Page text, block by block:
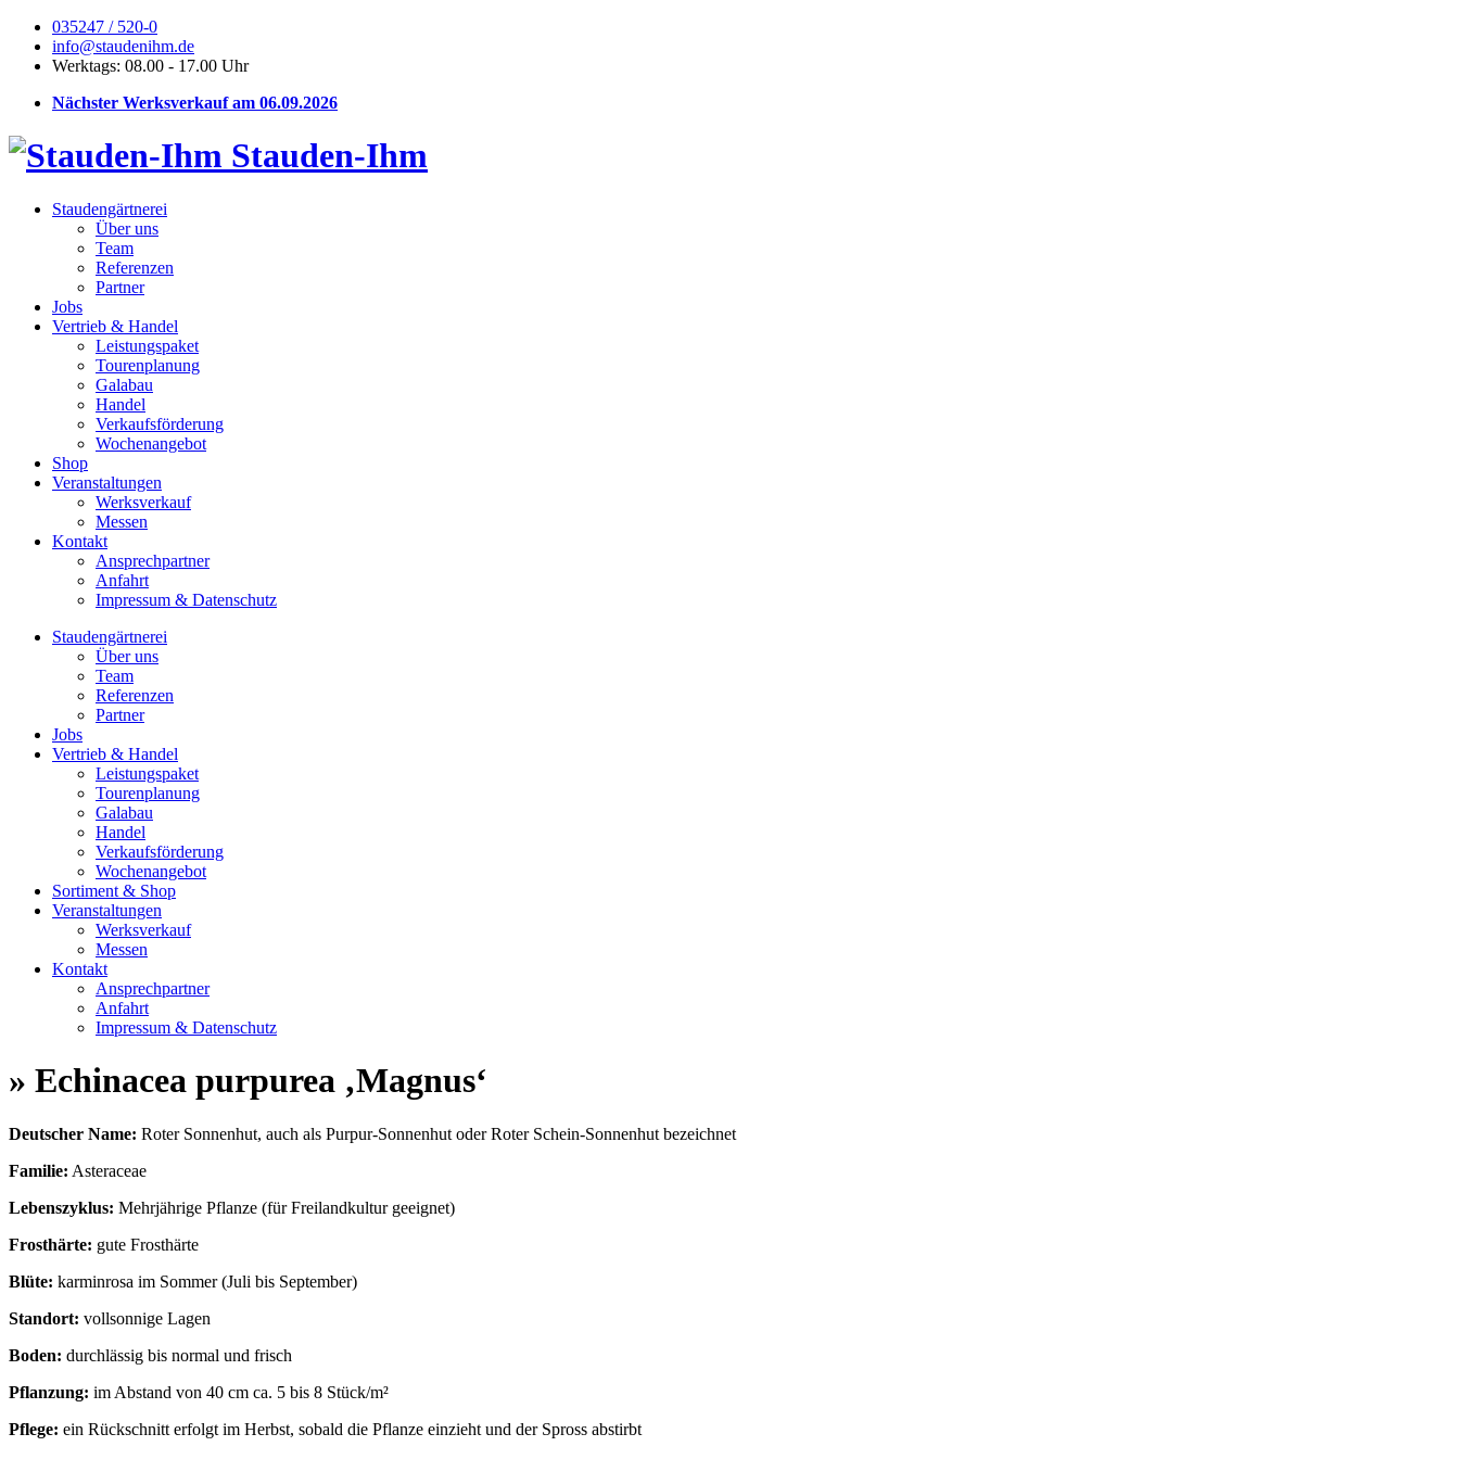
035247 / 520-0
info@staudenihm.de
Werktags: 08.00 - 17.00 Uhr
Nächster Werksverkauf am 06.09.2026
Stauden-Ihm
Staudengärtnerei
Über uns
Team
Referenzen
Partner
Jobs
Vertrieb & Handel
Leistungspaket
Tourenplanung
Galabau
Handel
Verkaufsförderung
Wochenangebot
Shop
Veranstaltungen
Werksverkauf
Messen
Kontakt
Ansprechpartner
Anfahrt
Impressum & Datenschutz
Staudengärtnerei
Über uns
Team
Referenzen
Partner
Jobs
Vertrieb & Handel
Leistungspaket
Tourenplanung
Galabau
Handel
Verkaufsförderung
Wochenangebot
Sortiment & Shop
Veranstaltungen
Werksverkauf
Messen
Kontakt
Ansprechpartner
Anfahrt
Impressum & Datenschutz
» Echinacea purpurea ‚Magnus‘
Deutscher Name: Roter Sonnenhut, auch als Purpur-Sonnenhut oder Roter Schein-Sonnenhut bezeichnet
Familie: Asteraceae
Lebenszyklus: Mehrjährige Pflanze (für Freilandkultur geeignet)
Frosthärte: gute Frosthärte
Blüte: karminrosa im Sommer (Juli bis September)
Standort: vollsonnige Lagen
Boden: durchlässig bis normal und frisch
Pflanzung: im Abstand von 40 cm ca. 5 bis 8 Stück/m²
Pflege: ein Rückschnitt erfolgt im Herbst, sobald die Pflanze einzieht und der Spross abstirbt